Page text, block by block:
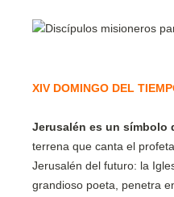
XIV DOMINGO DEL
Jerusalén es un símbolo
terrena que canta el
Jerusalén del futuro: la
grandioso poeta, penetra